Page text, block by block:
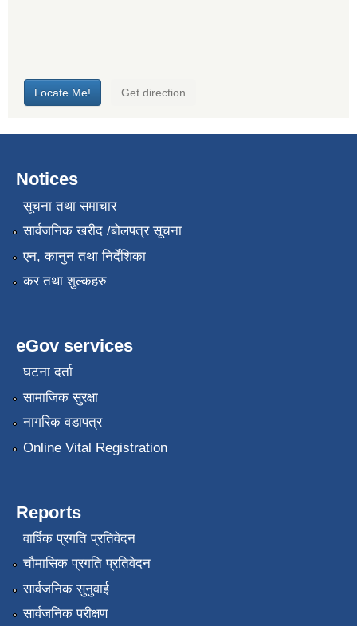
Notices
सूचना तथा समाचार
सार्वजनिक खरीद /बोलपत्र सूचना
एन, कानुन तथा निर्देशिका
कर तथा शुल्कहरु
eGov services
घटना दर्ता
सामाजिक सुरक्षा
नागरिक वडापत्र
Online Vital Registration
Reports
वार्षिक प्रगति प्रतिवेदन
चौमासिक प्रगति प्रतिवेदन
सार्वजनिक सुनुवाई
सार्वजनिक परीक्षण